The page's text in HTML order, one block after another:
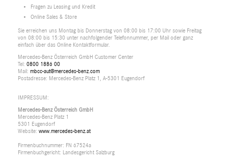
Fragen zu Leasing und Kredit
Online Sales & Store
Sie erreichen uns Montag bis Donnerstag von 08:00 bis 17:00 Uhr sowie Freitag
von 08:00 bis 15:30 unter nachfolgender Telefonnummer, per Mail oder ganz
einfach über das Online Kontaktformular.
Mercedes-Benz Österreich GmbH Customer Center
Tel: 0800 1886 00
Mail: mbcc-aut@mercedes-benz.com
Postadresse: Mercedes-Benz Platz 1, A-5301 Eugendorf
IMPRESSUM:
Mercedes-Benz Österreich GmbH
Mercedes-Benz Platz 1
5301 Eugendorf
Website: www.mercedes-benz.at
Firmenbuchnummer: FN 67524a
Firmenbuchgericht: Landesgericht Salzburg